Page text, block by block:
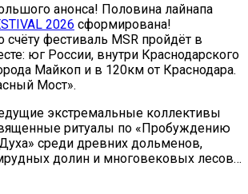
анонса! Половина лайнапа
2026 сформирована!
счёту фестиваль MSR пройдёт в
юг России, внутри Краснодарского
Майкоп и в 120км от Краснодара.
Мост».
экстремальные коллективы
ритуалы по «Пробуждению
среди древних дольменов,
долин и многовековых лесов…